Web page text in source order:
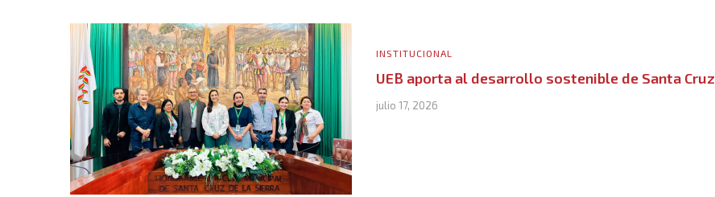
INSTITUCIONAL
UEB aporta al desarrollo sostenible de Santa Cruz
julio 17, 2026